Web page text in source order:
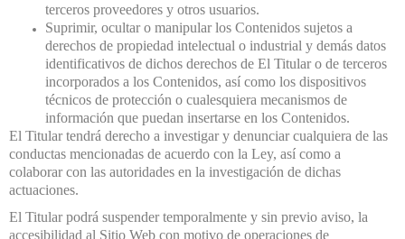
terceros proveedores y otros usuarios.
Suprimir, ocultar o manipular los Contenidos sujetos a
derechos de propiedad intelectual o industrial y demás datos
identificativos de dichos derechos de El Titular o de terceros
incorporados a los Contenidos, así como los dispositivos
técnicos de protección o cualesquiera mecanismos de
información que puedan insertarse en los Contenidos.
El Titular tendrá derecho a investigar y denunciar cualquiera de las
conductas mencionadas de acuerdo con la Ley, así como a
colaborar con las autoridades en la investigación de dichas
actuaciones.
El Titular podrá suspender temporalmente y sin previo aviso, la
accesibilidad al Sitio Web con motivo de operaciones de